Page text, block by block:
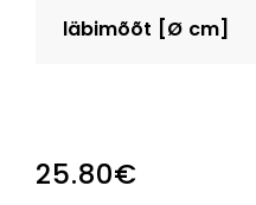
läbimõõt [Ø cm]
25.80€